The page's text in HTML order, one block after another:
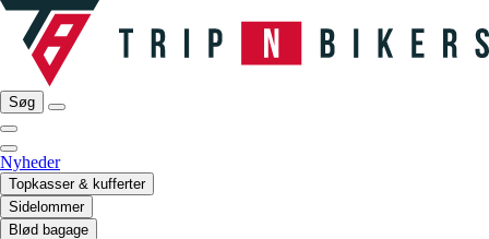
Søg
Nyheder
Topkasser & kufferter
Sidelommer
Blød bagage